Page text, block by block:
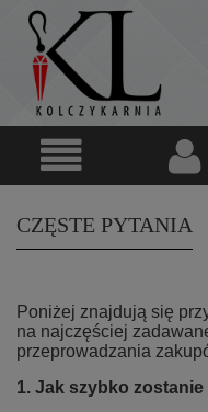
CZĘSTE PYTANIA
Poniżej znajdują się
na najczęściej
przeprowadzania
1. Jak szybko